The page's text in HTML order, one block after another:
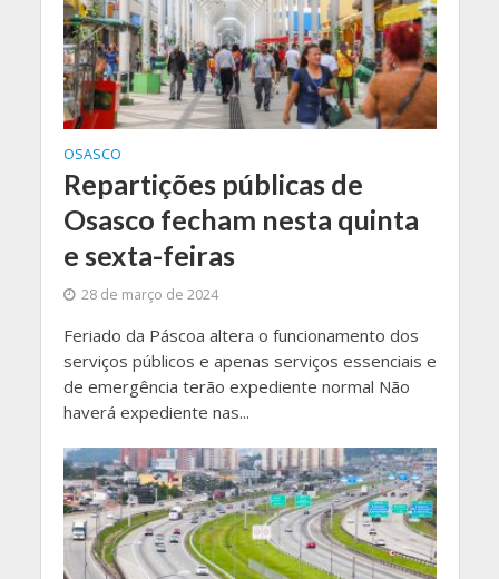
OSASCO
Repartições públicas de
Osasco fecham nesta quinta
e sexta-feiras
28 de março de 2024
Feriado da Páscoa altera o funcionamento dos
serviços públicos e apenas serviços essenciais e
de emergência terão expediente normal Não
haverá expediente nas...